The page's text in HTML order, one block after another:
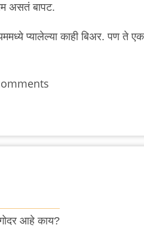
असतं बापट.
प्यालेल्या काही बिअर. पण ते एक
आहे काय?